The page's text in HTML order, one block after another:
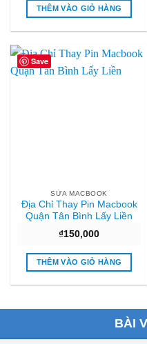
THÊM VÀO GIỎ HÀNG
Save
SỬA MACBOOK
Địa Chỉ Thay Pin Macbook
Quận Tân Bình Lấy Liền
₫150,000
THÊM VÀO GIỎ HÀNG
BÀI